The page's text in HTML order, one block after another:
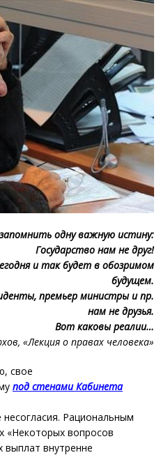
одну важную истину:
Государство нам не друг!
и так будет в обозримом
будущем.
премьер министры и пр.
нам не друзья.
Вот каковы реалии…
«Лекция о правах человека»
свое
под стенами Кабинета
Рациональным
«Некоторых вопросов
выплат внутренне